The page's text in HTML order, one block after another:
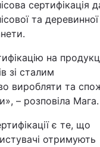
сертифікація
та деревинної
на
зі сталим
виробляти та
– розповіла Мага.
є те, що
отримують